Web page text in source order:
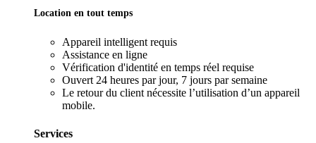
Location en tout temps
Appareil intelligent requis
Assistance en ligne
Vérification d'identité en temps réel requise
Ouvert 24 heures par jour, 7 jours par semaine
Le retour du client nécessite l’utilisation d’un appareil
mobile.
Services